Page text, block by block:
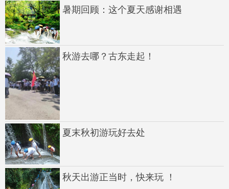
暑期回顾：这个夏天感谢相遇
秋游去哪？古东走起！
夏末秋初游玩好去处
秋天出游正当时，快来玩 ！